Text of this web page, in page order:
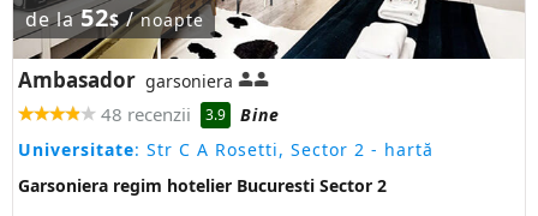
de la52$/noapte
Ambasador garsoniera
48 recenzii 3.9
Bine
Universitate: Str C A Rosetti, Sector 2 - hartă
Garsoniera regim hotelier Bucuresti Sector 2